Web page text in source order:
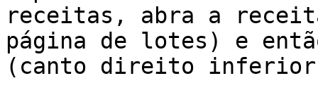
receitas, abra a
página de lotes) e
(canto direito